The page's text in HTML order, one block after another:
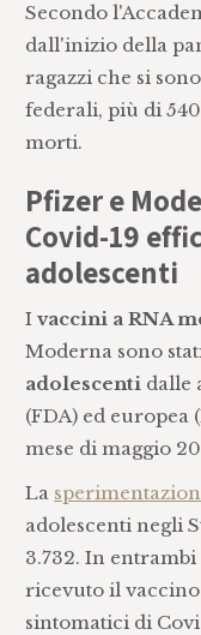
Secondo
dall'inizio della
ragazzi che si
federali, più di
morti.
Pfizer e
Covid-19
adolescenti
Ivaccini a RNA
Moderna sono
adolescenti dalle
(FDA) ed europea
mese di maggio
La
adolescenti negli
3.732. In
ricevuto il vaccino
sintomatici di